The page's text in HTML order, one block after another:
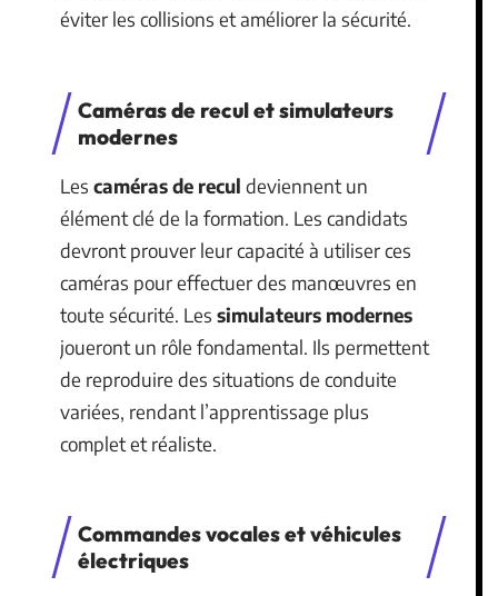
éviter les collisions et améliorer la sécurité.
Caméras de recul et simulateurs
modernes
Les caméras de recul deviennent un
élément clé de la formation. Les candidats
devront prouver leur capacité à utiliser ces
caméras pour effectuer des manœuvres en
toute sécurité. Les simulateurs modernes
joueront un rôle fondamental. Ils permettent
de reproduire des situations de conduite
variées, rendant l’apprentissage plus
complet et réaliste.
Commandes vocales et véhicules
électriques